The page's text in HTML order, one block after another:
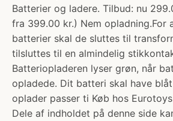
Batterier og ladere. Tilbud: nu
fra 399.00 kr.) Nem opladning.For
batterier skal de sluttes til
tilsluttes til en almindelig
Batteriopladeren lyser grøn, når
opladede. Dit batteri skal have
oplader passer ti Køb hos
Dele af indholdet på denne side